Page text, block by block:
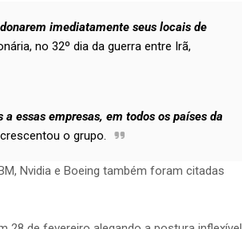
imediatamente seus locais de
no 32º dia da guerra entre Irã,
essas empresas, em todos os países da
o grupo.
Nvidia e Boeing também foram citadas